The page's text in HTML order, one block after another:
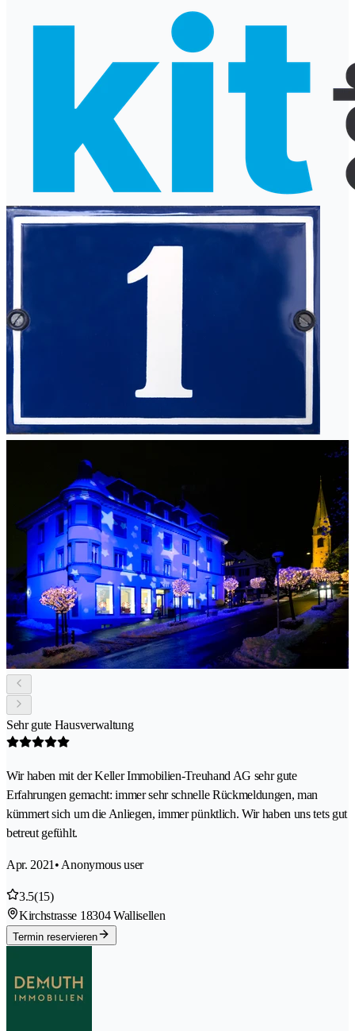
Sehr gute Hausverwaltung
Wir haben mit der Keller Immobilien-Treuhand AG sehr gute
Erfahrungen gemacht: immer sehr schnelle Rückmeldungen, man
kümmert sich um die Anliegen, immer pünktlich. Wir haben uns tets gut
betreut gefühlt.
Apr. 2021 • Anonymous user
3.5(15)
Kirchstrasse 18304 Wallisellen
Termin reservieren